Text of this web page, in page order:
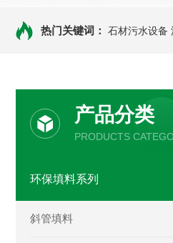
热门关键词： 石材污水设备
产品分类
PRODUCTS
环保填料系列
斜管填料